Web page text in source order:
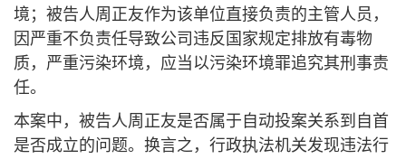
境；被告人周正友作为该单位直接负责的主管人员，
因严重不负责任导致公司违反国家规定排放有毒物
质，严重污染环境，应当以污染环境罪追究其刑事责
任。
本案中，被告人周正友是否属于自动投案关系到自首
是否成立的问题。换言之，行政执法机关发现违法行